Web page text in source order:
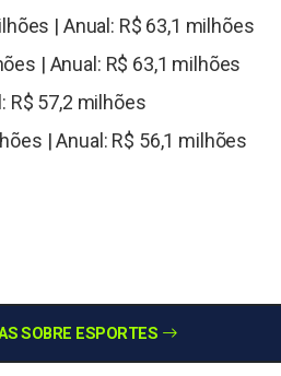
| Anual: R$ 63,1 milhões
| Anual: R$ 63,1 milhões
R$ 57,2 milhões
| Anual: R$ 56,1 milhões
SOBRE ESPORTES